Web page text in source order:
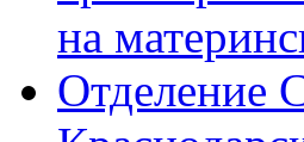
на
Отделение